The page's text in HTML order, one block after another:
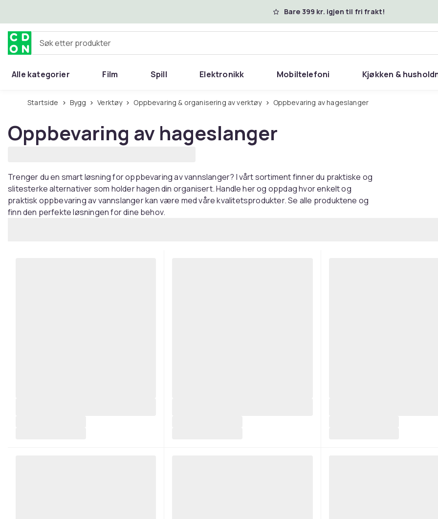
Bare 399 kr. igjen til fri frakt!
Søk etter produkter
Alle kategorier Film Spill Elektronikk Mobiltelefoni Kjøkken &
Startside Bygg Verktøy Oppbevaring & organisering av verktøy Oppbevaring av hageslanger
Oppbevaring av hageslanger
Trenger du en smart løsning for oppbevaring av vannslanger? I vårt sortiment finner du praktiske og
slitesterke alternativer som holder hagen din organisert. Handle her og oppdag hvor enkelt og
praktisk oppbevaring av vannslanger kan være med våre kvalitetsprodukter. Se alle produktene og
finn den perfekte løsningen for dine behov.